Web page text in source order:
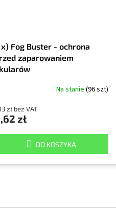
Fog Buster - ochrona
zaparowaniem
Na stanie (96 szt)
zł bez VAT
zł
DO KOSZYKA